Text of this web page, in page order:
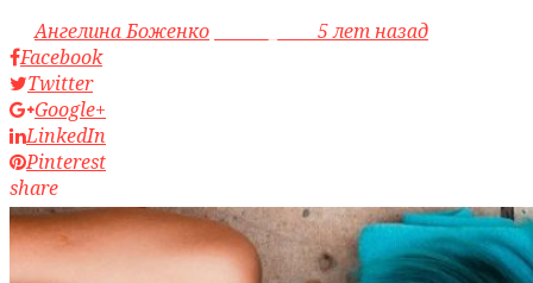
byАнгелина Боженко
5 лет назад
Facebook
Twitter
Google+
LinkedIn
Pinterest
share